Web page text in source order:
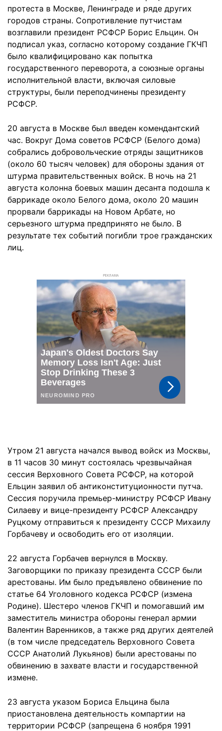
протеста в Москве, Ленинграде и ряде других
городов страны. Сопротивление путчистам
возглавили президент РСФСР Борис Ельцин. Он
подписал указ, согласно которому создание ГКЧП
было квалифицировано как попытка
государственного переворота, а союзные органы
исполнительной власти, включая силовые
структуры, были переподчинены президенту
РСФСР.
20 августа в Москве был введен комендантский
час. Вокруг Дома советов РСФСР (Белого дома)
собрались добровольческие отряды защитников
(около 60 тысяч человек) для обороны здания от
штурма правительственных войск. В ночь на 21
августа колонна боевых машин десанта подошла к
баррикаде около Белого дома, около 20 машин
прорвали баррикады на Новом Арбате, но
серьезного штурма предпринято не было. В
результате тех событий погибли трое гражданских
лиц.
РЕКЛАМА
Утром 21 августа начался вывод войск из Москвы,
в 11 часов 30 минут состоялась чрезвычайная
сессия Верховного Совета РСФСР, на которой
Ельцин заявил об антиконституционности путча.
Сессия поручила премьер-министру РСФСР Ивану
Силаеву и вице-президенту РСФСР Александру
Руцкому отправиться к президенту СССР Михаилу
Горбачеву и освободить его от изоляции.
22 августа Горбачев вернулся в Москву.
Заговорщики по приказу президента СССР были
арестованы. Им было предъявлено обвинение по
статье 64 Уголовного кодекса РСФСР (измена
Родине). Шестеро членов ГКЧП и помогавший им
заместитель министра обороны генерал армии
Валентин Варенников, а также ряд других деятелей
(в том числе председатель Верховного Совета
СССР Анатолий Лукьянов) были арестованы по
обвинению в захвате власти и государственной
измене.
23 августа указом Бориса Ельцина была
приостановлена деятельность компартии на
территории РСФСР (запрещена 6 ноября 1991